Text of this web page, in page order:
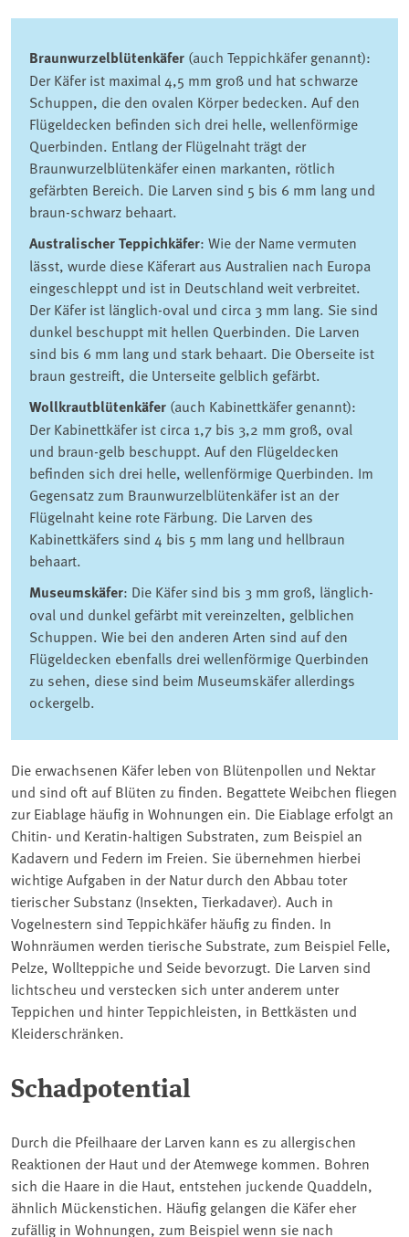
Braunwurzelblütenkäfer (auch Teppichkäfer genannt):
Der Käfer ist maximal 4,5 mm groß und hat schwarze
Schuppen, die den ovalen Körper bedecken. Auf den
Flügeldecken befinden sich drei helle, wellenförmige
Querbinden. Entlang der Flügelnaht trägt der
Braunwurzelblütenkäfer einen markanten, rötlich
gefärbten Bereich. Die Larven sind 5 bis 6 mm lang und
braun-schwarz behaart.
Australischer Teppichkäfer: Wie der Name vermuten
lässt, wurde diese Käferart aus Australien nach Europa
eingeschleppt und ist in Deutschland weit verbreitet.
Der Käfer ist länglich-oval und circa 3 mm lang. Sie sind
dunkel beschuppt mit hellen Querbinden. Die Larven
sind bis 6 mm lang und stark behaart. Die Oberseite ist
braun gestreift, die Unterseite gelblich gefärbt.
Wollkrautblütenkäfer (auch Kabinettkäfer genannt):
Der Kabinettkäfer ist circa 1,7 bis 3,2 mm groß, oval
und braun-gelb beschuppt. Auf den Flügeldecken
befinden sich drei helle, wellenförmige Querbinden. Im
Gegensatz zum Braunwurzelblütenkäfer ist an der
Flügelnaht keine rote Färbung. Die Larven des
Kabinettkäfers sind 4 bis 5 mm lang und hellbraun
behaart.
Museumskäfer: Die Käfer sind bis 3 mm groß, länglich-
oval und dunkel gefärbt mit vereinzelten, gelblichen
Schuppen. Wie bei den anderen Arten sind auf den
Flügeldecken ebenfalls drei wellenförmige Querbinden
zu sehen, diese sind beim Museumskäfer allerdings
ockergelb.
Die erwachsenen Käfer leben von Blütenpollen und Nektar
und sind oft auf Blüten zu finden. Begattete Weibchen fliegen
zur Eiablage häufig in Wohnungen ein. Die Eiablage erfolgt an
Chitin- und Keratin-haltigen Substraten, zum Beispiel an
Kadavern und Federn im Freien. Sie übernehmen hierbei
wichtige Aufgaben in der Natur durch den Abbau toter
tierischer Substanz (Insekten, Tierkadaver). Auch in
Vogelnestern sind Teppichkäfer häufig zu finden. In
Wohnräumen werden tierische Substrate, zum Beispiel Felle,
Pelze, Wollteppiche und Seide bevorzugt. Die Larven sind
lichtscheu und verstecken sich unter anderem unter
Teppichen und hinter Teppichleisten, in Bettkästen und
Kleiderschränken.
Schadpotential
Durch die Pfeilhaare der Larven kann es zu allergischen
Reaktionen der Haut und der Atemwege kommen. Bohren
sich die Haare in die Haut, entstehen juckende Quaddeln,
ähnlich Mückenstichen. Häufig gelangen die Käfer eher
zufällig in Wohnungen, zum Beispiel wenn sie nach